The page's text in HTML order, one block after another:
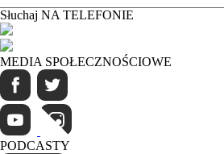
Słuchaj NA TELEFONIE
MEDIA SPOŁECZNOŚCIOWE
PODCASTY